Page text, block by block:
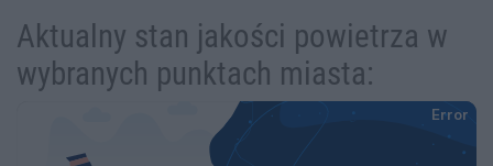
Aktualny stan jakości powietrza w
wybranych punktach miasta: